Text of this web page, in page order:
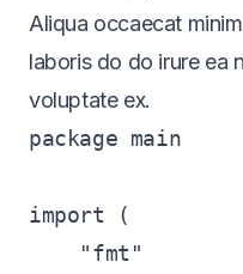
Aliqua occaecat
laboris do do irure ea
voluptate ex.
package main
import (
    "fmt"